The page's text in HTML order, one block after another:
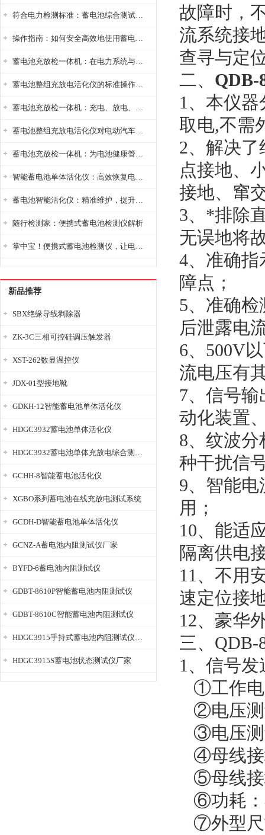
符合电力检测标准：蓄电池综合测试仪测试规范与精度校准方法详解
操作指南：如何安全高效地使用蓄电池智能活化仪？
蓄电池充放检一体机：在电力系统与储能设备中的创新应用，确保蓄电池性能与可靠性
蓄电池整组充放电活化仪的标准操作流程：从接线设置到充放电参数设定的安全规范
蓄电池充放检一体机：充电、放电、检测三功能集成设备
蓄电池整组充放电活化仪对电动汽车电池有帮助吗？
蓄电池充放检一体机：为电池健康管理提供一站式解决方案
智能蓄电池单体活化仪：高效恢复电池性能，延长蓄电池使用寿命
蓄电池智能活化仪：精准维护，提升电池健康状态
随行检测家：便携式蓄电池检测仪解析
掌中宝！便携式蓄电池检测仪，让电池检测变得简单又快捷！
新品推荐
SBX绝缘导线剥除器
ZK-3C三相可控硅调压触发器
XST-262数显温控仪
JDX-01型接地靴
GDKH-12智能蓄电池单体活化仪
HDGC3932蓄电池单体活化仪
HDGC3932蓄电池单体充放电综合测试仪
GCHH-8智能蓄电池活化仪
XGBO系列蓄电池在线充放电测试系统
GCDH-D智能蓄电池单体活化仪
GCNZ-A蓄电池内阻测试仪厂家
BYFD-6蓄电池内阻测试仪
GDBT-8610P智能蓄电池内阻测试仪
GDBT-8610C智能蓄电池内阻测试仪
HDGC3915手持式蓄电池内阻测试仪厂家
HDGC3915S蓄电池状态测试仪厂家
故障时，
流系统接
查寻与定
二、 QDB-
1、本仪
取电,不需
2、解决
点接地、
接地、窜
3、*排除
无误地将
4、准确
障点；
5、准确
后泄露电
6、500V
流电压有
7、信号
动化装置
8、纹波
种干扰信
9、智能
用；
10、能适
隔离供电
11、不用
速定位接
12、豪华
三、QDB-
1、信号发
①工作电
②电压测
③电压测
④母线接
⑤母线接
⑥功耗：
⑦外型尺